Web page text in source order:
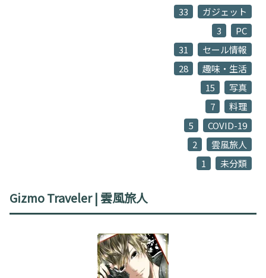
ガジェット
33
PC
3
セール情報
31
趣味・生活
28
写真
15
料理
7
COVID-19
5
雲風旅人
2
未分類
1
Gizmo Traveler | 雲風旅人